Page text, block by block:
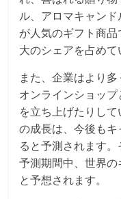
ル、アロマキャン
が人気のギフト商
大のシェアを占めて
また、企業はより多
オンラインショッ
を立ち上げたりし
の成長は、今後も
ると予測されます
予測期間中、世界
と予想されます。